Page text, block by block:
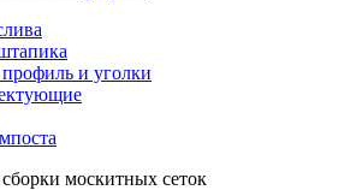
и уголки
москитных сеток